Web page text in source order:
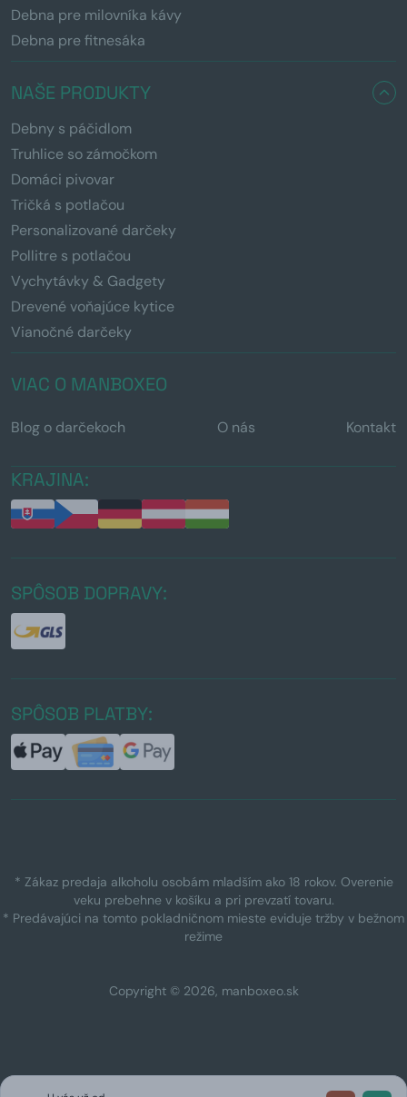
Debna pre milovníka kávy
Debna pre fitnesáka
NAŠE PRODUKTY
Debny s páčidlom
Truhlice so zámočkom
Domáci pivovar
Tričká s potlačou
Personalizované darčeky
Pollitre s potlačou
Vychytávky & Gadgety
Drevené voňajúce kytice
Vianočné darčeky
VIAC O MANBOXEO
Blog o darčekoch O nás Kontakt
KRAJINA:
SPÔSOB DOPRAVY:
SPÔSOB PLATBY:
* Zákaz predaja alkoholu osobám mladším ako 18 rokov. Overenie
veku prebehne v košíku a pri prevzatí tovaru.
* Predávajúci na tomto pokladničnom mieste eviduje tržby v bežnom
režime
Copyright © 2026, manboxeo.sk